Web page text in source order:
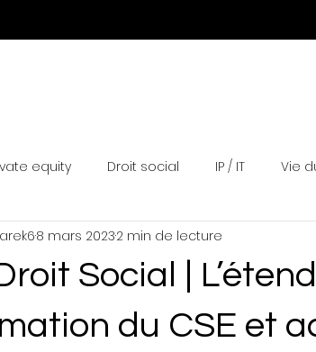
equity Droit social IP / IT Vie
Social |
du CSE et
8 mars 20232 min de lecture